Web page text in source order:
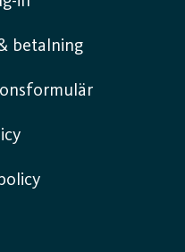
betalning